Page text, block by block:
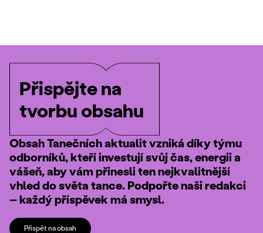
Přispějte na
tvorbu obsahu
Obsah Tanečních aktualit vzniká díky týmu
odborníků, kteří investují svůj čas, energii a
vášeň, aby vám přinesli ten nejkvalitnější
vhled do světa tance. Podpořte naši redakci
– každý příspěvek má smysl.
Přispět na obsah